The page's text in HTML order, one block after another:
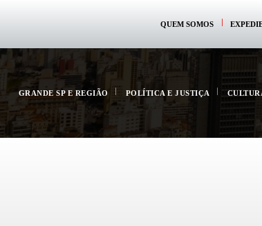
QUEM SOMOS
GRANDE SP E REGIÃO POLÍTICA E JUSTIÇA